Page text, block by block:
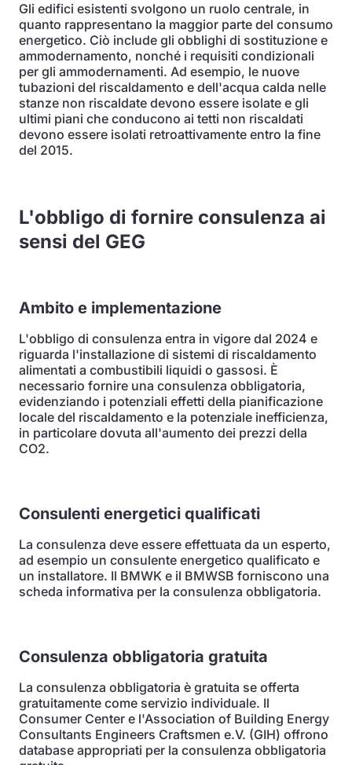
Gli edifici esistenti svolgono un ruolo centrale, in
quanto rappresentano la maggior parte del consumo
energetico. Ciò include gli obblighi di sostituzione e
ammodernamento, nonché i requisiti condizionali
per gli ammodernamenti. Ad esempio, le nuove
tubazioni del riscaldamento e dell'acqua calda nelle
stanze non riscaldate devono essere isolate e gli
ultimi piani che conducono ai tetti non riscaldati
devono essere isolati retroattivamente entro la fine
del 2015.
L'obbligo di fornire consulenza ai
sensi del GEG
Ambito e implementazione
L'obbligo di consulenza entra in vigore dal 2024 e
riguarda l'installazione di sistemi di riscaldamento
alimentati a combustibili liquidi o gassosi. È
necessario fornire una consulenza obbligatoria,
evidenziando i potenziali effetti della pianificazione
locale del riscaldamento e la potenziale inefficienza,
in particolare dovuta all'aumento dei prezzi della
CO2.
Consulenti energetici qualificati
La consulenza deve essere effettuata da un esperto,
ad esempio un consulente energetico qualificato e
un installatore. Il BMWK e il BMWSB forniscono una
scheda informativa per la consulenza obbligatoria.
Consulenza obbligatoria gratuita
La consulenza obbligatoria è gratuita se offerta
gratuitamente come servizio individuale. Il
Consumer Center e l'Association of Building Energy
Consultants Engineers Craftsmen e.V. (GIH) offrono
database appropriati per la consulenza obbligatoria